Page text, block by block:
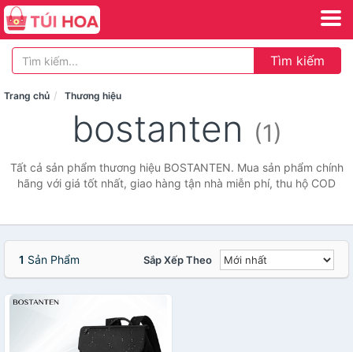
Tìm kiếm
Trang chủ Thương hiệu
bostanten (1)
Tất cả sản phẩm thương hiệu BOSTANTEN. Mua sản phẩm chính
hãng với giá tốt nhất, giao hàng tận nhà miễn phí, thu hộ COD
1 Sản Phẩm Sắp Xếp Theo